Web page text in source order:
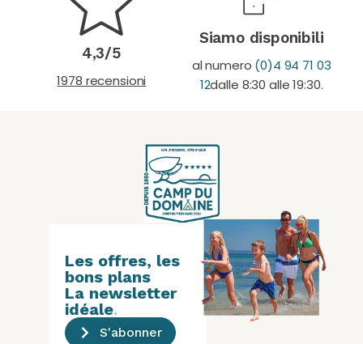
4,3/5
1978 recensioni
Siamo disponibili
al numero (0)4 94 71 03
12dalle 8:30 alle 19:30.
Les offres, les
bons plans
La newsletter
idéale.
S'abonner